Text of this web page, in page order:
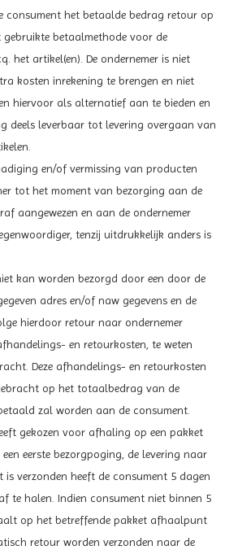
het betaalde bedrag retour op
gebruikte betaalmethode voor de
het artikel(en). De ondernemer is niet
kosten inrekening te brengen en niet
hiervoor als alternatief aan te bieden en
deels leverbaar tot levering overgaan van
en/of vermissing van producten
tot het moment van bezorging aan de
aangewezen en aan de ondernemer
tenzij uitdrukkelijk anders is
kan worden bezorgd door een door de
adres en/of naw gegevens en de
hierdoor retour naar ondernemer
en retourkosten, te weten
Deze afhandelings- en retourkosten
op het totaalbedrag van de
zal worden aan de consument.
gekozen voor afhaling op een pakket
eerste bezorgpoging, de levering naar
verzonden heeft de consument 5 dagen
te halen. Indien consument niet binnen 5
op het betreffende pakket afhaalpunt
retour worden verzonden naar de